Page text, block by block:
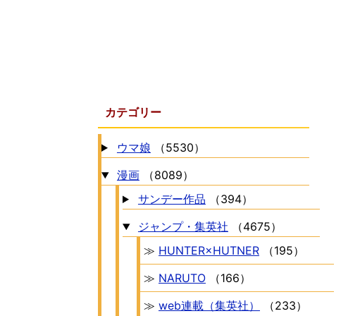
カテゴリー
ウマ娘
（5530）
漫画
（8089）
サンデー作品
（394）
ジャンプ・集英社
（4675）
≫ HUNTER×HUTNER
（195）
≫ NARUTO
（166）
≫ web連載（集英社） （233）